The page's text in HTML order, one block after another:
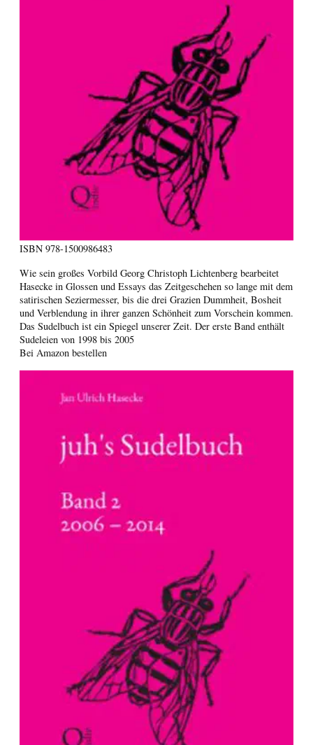
ISBN 978-1500986483
Wie sein großes Vorbild Georg Christoph Lichtenberg bearbeitet
Hasecke in Glossen und Essays das Zeitgeschehen so lange mit dem
satirischen Seziermesser, bis die drei Grazien Dummheit, Bosheit
und Verblendung in ihrer ganzen Schönheit zum Vorschein kommen.
Das Sudelbuch ist ein Spiegel unserer Zeit. Der erste Band enthält
Sudeleien von 1998 bis 2005
Bei Amazon bestellen